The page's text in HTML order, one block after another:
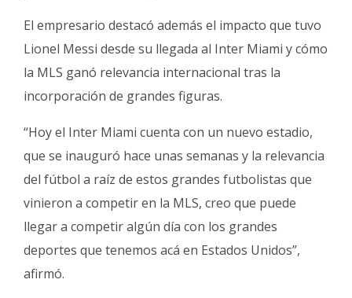
El empresario destacó además el impacto que tuvo
Lionel Messi desde su llegada al Inter Miami y cómo
la MLS ganó relevancia internacional tras la
incorporación de grandes figuras.
“Hoy el Inter Miami cuenta con un nuevo estadio,
que se inauguró hace unas semanas y la relevancia
del fútbol a raíz de estos grandes futbolistas que
vinieron a competir en la MLS, creo que puede
llegar a competir algún día con los grandes
deportes que tenemos acá en Estados Unidos”,
afirmó.